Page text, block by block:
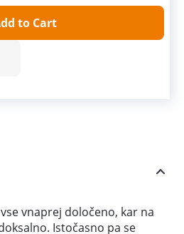
to Cart
vnaprej določeno, kar na
Istočasno pa se